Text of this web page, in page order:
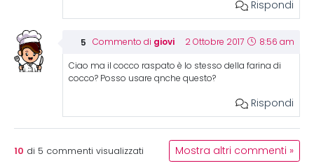
Rispondi
Commento di giovi 2 Ottobre 2017 8:56 am
Ciao ma il cocco raspato è lo stesso della farina di
cocco? Posso usare qnche questo?
Rispondi
10 di 5 commenti visualizzati Mostra altri commenti »